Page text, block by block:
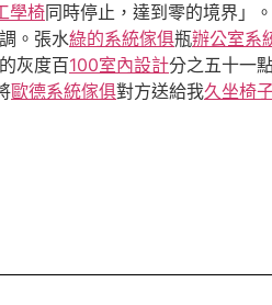
學椅同時停止，達到零的境界」
。張水綠的系統傢俱瓶辦公室系
灰度百100室內設計分之五十一
歐德系統傢俱對方送給我久坐椅